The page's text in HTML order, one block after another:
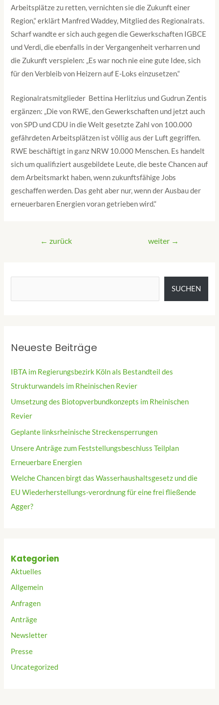
Arbeitsplätze zu retten, vernichten sie die Zukunft einer
Region,“ erklärt Manfred Waddey, Mitglied des Regionalrats.
Scharf wandte er sich auch gegen die Gewerkschaften IGBCE
und Verdi, die ebenfalls in der Vergangenheit verharren und
die Zukunft verspielen: „Es war noch nie eine gute Idee, sich
für den Verbleib von Heizern auf E-Loks einzusetzen.“
Regionalratsmitglieder Bettina Herlitzius und Gudrun Zentis
ergänzen: „Die von RWE, den Gewerkschaften und jetzt auch
von SPD und CDU in die Welt gesetzte Zahl von 100.000
gefährdeten Arbeitsplätzen ist völlig aus der Luft gegriffen.
RWE beschäftigt in ganz NRW 10.000 Menschen. Es handelt
sich um qualifiziert ausgebildete Leute, die beste Chancen auf
dem Arbeitsmarkt haben, wenn zukunftsfähige Jobs
geschaffen werden. Das geht aber nur, wenn der Ausbau der
erneuerbaren Energien voran getrieben wird.“
← zurück weiter →
SUCHEN
Neueste Beiträge
IBTA im Regierungsbezirk Köln als Bestandteil des
Strukturwandels im Rheinischen Revier
Umsetzung des Biotopverbundkonzepts im Rheinischen
Revier
Geplante linksrheinische Streckensperrungen
Unsere Anträge zum Feststellungsbeschluss Teilplan
Erneuerbare Energien
Welche Chancen birgt das Wasserhaushaltsgesetz und die
EU Wiederherstellungs-verordnung für eine frei fließende
Agger?
Kategorien
Aktuelles
Allgemein
Anfragen
Anträge
Newsletter
Presse
Uncategorized